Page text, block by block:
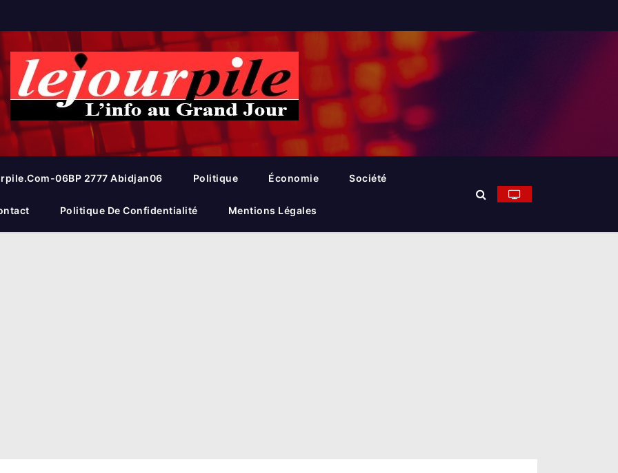
06BP 2777 Abidjan06 Politique Économie Société
Politique De Confidentialité Mentions Légales